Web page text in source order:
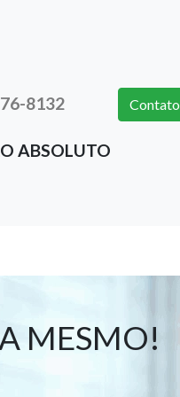
8132
ABSOLUTO
Contato
MESMO!